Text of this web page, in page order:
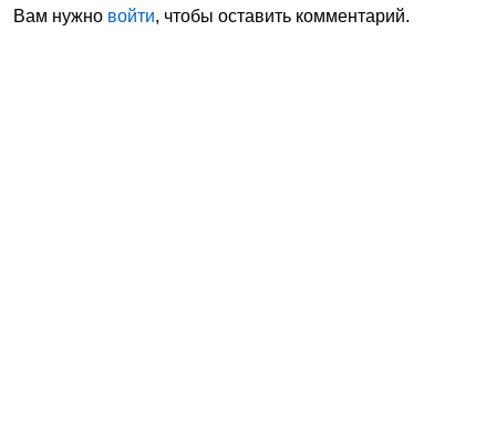
Вам нужно войти, чтобы оставить комментарий.